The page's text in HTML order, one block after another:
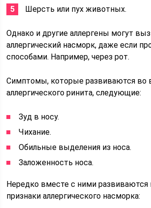
Шерсть или пух животных.
Однако и другие аллергены могут
аллергический насморк, даже если
способами. Например, через рот.
Симптомы, которые развиваются во
аллергического ринита, следующие:
Зуд в носу.
Чихание.
Обильные выделения из носа.
Заложенность носа.
Нередко вместе с ними развиваются
признаки аллергического насморка: